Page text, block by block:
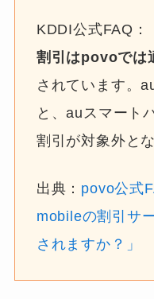
KDDI公式FAQ：
割引はpovoでは
されています。
と、auスマート
割引が対象外と
出典： povo公式
mobileの割引サ
されますか？」